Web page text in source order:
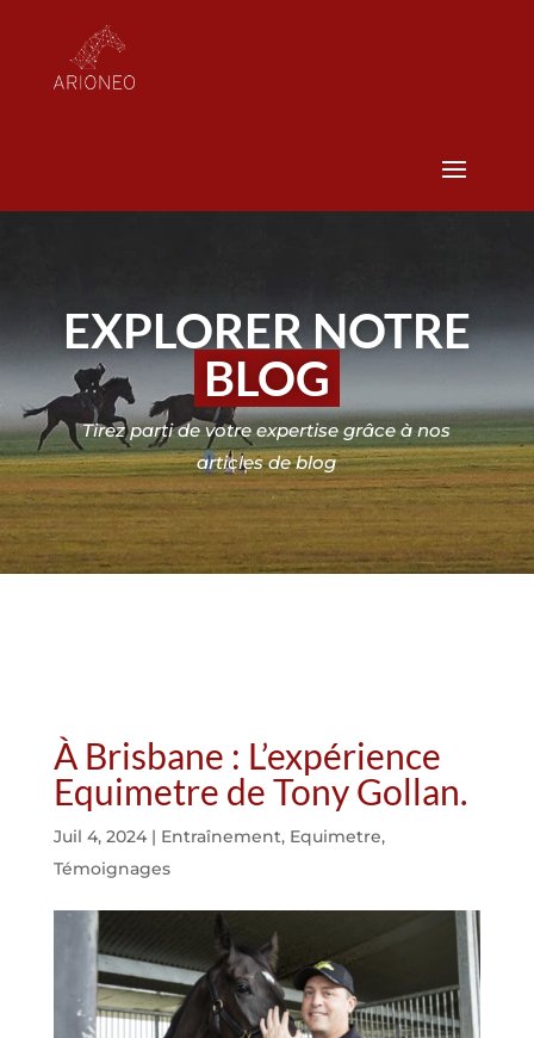
EXPLORER NOTRE
BLOG
Tirez parti de votre expertise grâce à nos
articles de blog
À Brisbane : L’expérience
Equimetre de Tony Gollan.
Juil 4, 2024| Entraînement, Equimetre,
Témoignages